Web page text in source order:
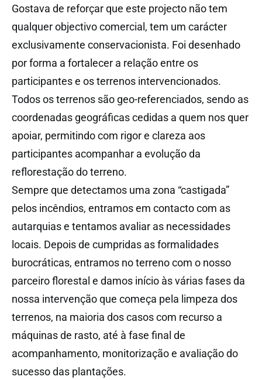
Gostava de reforçar que este projecto não tem
qualquer objectivo comercial, tem um carácter
exclusivamente conservacionista. Foi desenhado
por forma a fortalecer a relação entre os
participantes e os terrenos intervencionados.
Todos os terrenos são geo-referenciados, sendo as
coordenadas geográficas cedidas a quem nos quer
apoiar, permitindo com rigor e clareza aos
participantes acompanhar a evolução da
reflorestação do terreno.
Sempre que detectamos uma zona “castigada”
pelos incêndios, entramos em contacto com as
autarquias e tentamos avaliar as necessidades
locais. Depois de cumpridas as formalidades
burocráticas, entramos no terreno com o nosso
parceiro florestal e damos início às várias fases da
nossa intervenção que começa pela limpeza dos
terrenos, na maioria dos casos com recurso a
máquinas de rasto, até à fase final de
acompanhamento, monitorização e avaliação do
sucesso das plantações.